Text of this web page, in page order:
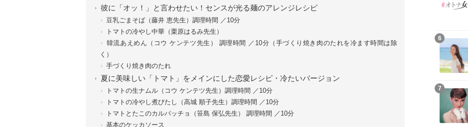
彼に「オッ！」と言わせたい！センスが光る麺のアレンジレシピ
豆乳ごまそば（藤井 恵先生）調理時間 ／10分
トマトの冷やし中華（栗原はるみ先生）
韓流あえめん（コウ ケンテツ先生） 調理時間 ／10分（手づくり焼き肉のたれを冷ます時間は除
く）
手づくり焼き肉のたれ
夏に美味しい「トマト」をメインにした恋愛レシピ・冷たいバージョン
トマトの生ナムル（コウ ケンテツ先生）調理時間 ／10分
トマトの冷やし煮びたし（高城 順子先生）調理時間 ／10分
トマトとたこのカルパッチョ（笹島 保弘先生） 調理時間 ／10分
基本のケッカソース
6
7